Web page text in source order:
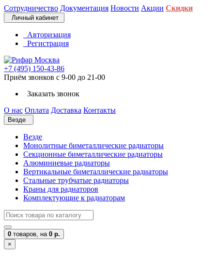
Сотрудничество Документация Новости Акции Скидки
Личный кабинет
Авторизация
Регистрация
+7 (495) 150-43-86
Приём звонков с 9-00 до 21-00
Заказать звонок
О нас Оплата Доставка Контакты
Везде
Везде
Монолитные биметаллические радиаторы
Секционные биметаллические радиаторы
Алюминиевые радиаторы
Вертикальные биметаллические радиаторы
Стальные трубчатые радиаторы
Краны для радиаторов
Комплектующие к радиаторам
0 товаров, на 0 р.
×